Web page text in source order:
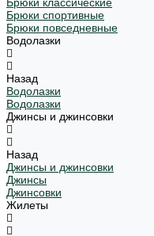
Брюки спортивные
Брюки повседневные
Водолазки
Назад
Водолазки
Водолазки
Джинсы и джинсовки
Назад
Джинсы и джинсовки
Джинсы
Джинсовки
Жилеты